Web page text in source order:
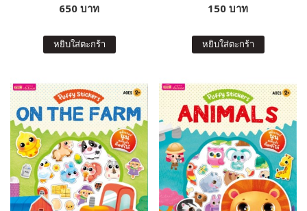
650 บาท
หยิบใส่ตะกร้า
150 บาท
หยิบใส่ตะกร้า